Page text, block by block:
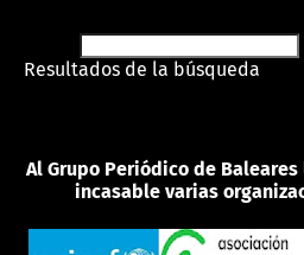
Resultados de la búsqueda
Al Grupo Periódico de
incasable varias